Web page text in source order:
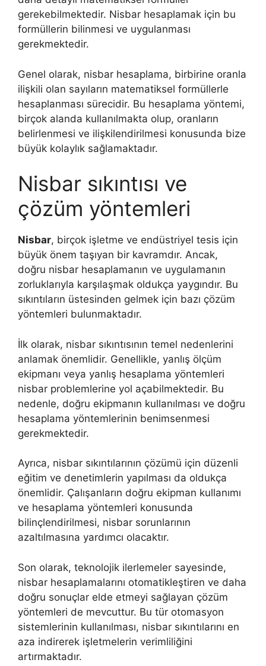
gerekebilmektedir. Nisbar hesaplamak için bu
formüllerin bilinmesi ve uygulanması
gerekmektedir.
Genel olarak, nisbar hesaplama, birbirine oranla
ilişkili olan sayıların matematiksel formüllerle
hesaplanması sürecidir. Bu hesaplama yöntemi,
birçok alanda kullanılmakta olup, oranların
belirlenmesi ve ilişkilendirilmesi konusunda bize
büyük kolaylık sağlamaktadır.
Nisbar sıkıntısı ve
çözüm yöntemleri
Nisbar, birçok işletme ve endüstriyel tesis için
büyük önem taşıyan bir kavramdır. Ancak,
doğru nisbar hesaplamanın ve uygulamanın
zorluklarıyla karşılaşmak oldukça yaygındır. Bu
sıkıntıların üstesinden gelmek için bazı çözüm
yöntemleri bulunmaktadır.
İlk olarak, nisbar sıkıntısının temel nedenlerini
anlamak önemlidir. Genellikle, yanlış ölçüm
ekipmanı veya yanlış hesaplama yöntemleri
nisbar problemlerine yol açabilmektedir. Bu
nedenle, doğru ekipmanın kullanılması ve doğru
hesaplama yöntemlerinin benimsenmesi
gerekmektedir.
Ayrıca, nisbar sıkıntılarının çözümü için düzenli
eğitim ve denetimlerin yapılması da oldukça
önemlidir. Çalışanların doğru ekipman kullanımı
ve hesaplama yöntemleri konusunda
bilinçlendirilmesi, nisbar sorunlarının
azaltılmasına yardımcı olacaktır.
Son olarak, teknolojik ilerlemeler sayesinde,
nisbar hesaplamalarını otomatikleştiren ve daha
doğru sonuçlar elde etmeyi sağlayan çözüm
yöntemleri de mevcuttur. Bu tür otomasyon
sistemlerinin kullanılması, nisbar sıkıntılarını en
aza indirerek işletmelerin verimliliğini
artırmaktadır.